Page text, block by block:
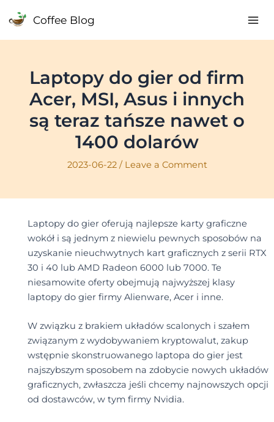
Coffee Blog
Laptopy do gier od firm
Acer, MSI, Asus i innych
są teraz tańsze nawet o
1400 dolarów
2023-06-22 / Leave a Comment
Laptopy do gier oferują najlepsze karty graficzne
wokół i są jednym z niewielu pewnych sposobów na
uzyskanie nieuchwytnych kart graficznych z serii RTX
30 i 40 lub AMD Radeon 6000 lub 7000. Te
niesamowite oferty obejmują najwyższej klasy
laptopy do gier firmy Alienware, Acer i inne.
W związku z brakiem układów scalonych i szałem
związanym z wydobywaniem kryptowalut, zakup
wstępnie skonstruowanego laptopa do gier jest
najszybszym sposobem na zdobycie nowych układów
graficznych, zwłaszcza jeśli chcemy najnowszych opcji
od dostawców, w tym firmy Nvidia.